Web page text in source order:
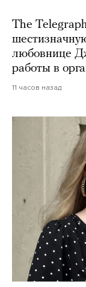
The
любовнице
работы в
11 часов назад